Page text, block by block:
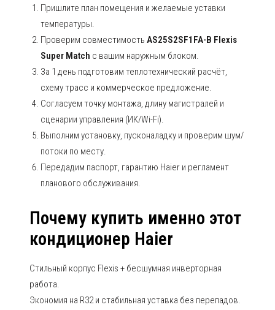
Пришлите план помещения и желаемые уставки
температуры.
Проверим совместимость AS25S2SF1FA-B Flexis
Super Match с вашим наружным блоком.
За 1 день подготовим теплотехнический расчёт,
схему трасс и коммерческое предложение.
Согласуем точку монтажа, длину магистралей и
сценарии управления (ИК/Wi-Fi).
Выполним установку, пусконаладку и проверим шум/
потоки по месту.
Передадим паспорт, гарантию Haier и регламент
планового обслуживания.
Почему купить именно этот
кондиционер Haier
Стильный корпус Flexis + бесшумная инверторная
работа.
Экономия на R32 и стабильная уставка без перепадов.